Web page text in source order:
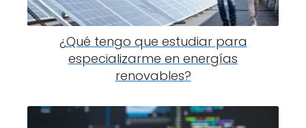
¿Qué tengo que estudiar para
especializarme en energías
renovables?